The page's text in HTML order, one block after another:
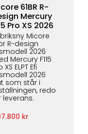
61BR R-
Mercury
Pro XS 2026
Micore
R-design
2026
Mercury F115
XS ELPT Efi
2026
som står i
redo
leverans.
kr